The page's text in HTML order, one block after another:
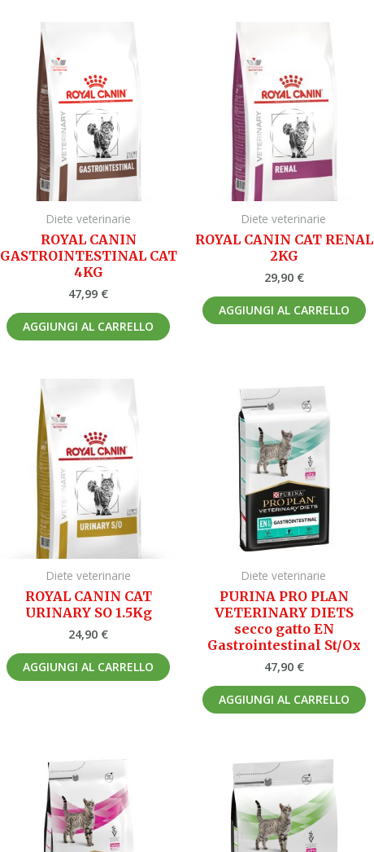
Diete veterinarie
ROYAL CANIN
GASTROINTESTINAL CAT
4KG
47,99 €
AGGIUNGI AL CARRELLO
Diete veterinarie
ROYAL CANIN CAT RENAL
2KG
29,90 €
AGGIUNGI AL CARRELLO
Diete veterinarie
ROYAL CANIN CAT
URINARY SO 1.5Kg
24,90 €
AGGIUNGI AL CARRELLO
Diete veterinarie
PURINA PRO PLAN
VETERINARY DIETS
secco gatto EN
Gastrointestinal St/Ox
47,90 €
AGGIUNGI AL CARRELLO